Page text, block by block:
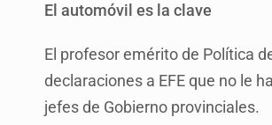
El automóvil es la clave
El profesor emérito de Política
declaraciones a EFE que no le
jefes de Gobierno provinciales.